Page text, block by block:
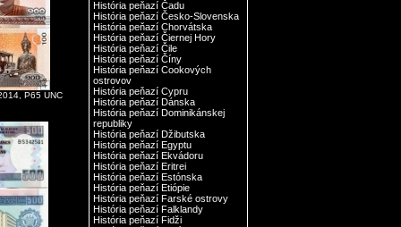
P65 UNC
História peňazí Čadu
História peňazí Česko-Slovenska
História peňazí Chorvátska
História peňazí Čiernej Hory
História peňazí Čile
História peňazí Číny
História peňazí Cookových
ostrovov
História peňazí Cypru
História peňazí Dánska
História peňazí Dominikánskej
republiky
História peňazí Džibutska
História peňazí Egyptu
História peňazí Ekvádoru
História peňazí Eritrei
História peňazí Estónska
História peňazí Etiópie
História peňazí Farské ostrovy
História peňazí Falklandy
História peňazí Fidži